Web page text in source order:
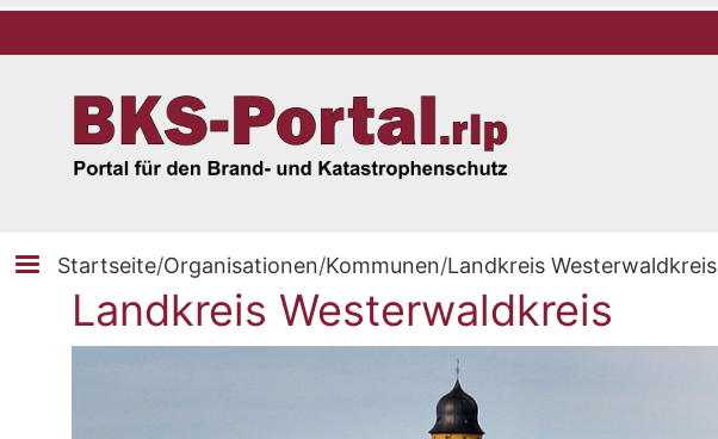
Startseite/Organisationen/Kommunen/Landkreis Westerwaldkreis
Landkreis Westerwaldkreis